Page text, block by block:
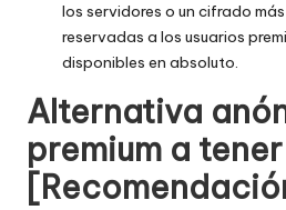
los servidores o un cifrado
reservadas a los usuarios
disponibles en absoluto.
Alternativa
premium a